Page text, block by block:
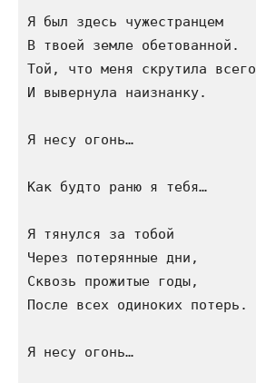
Я был здесь чужестранцем
В твоей земле обетованной.
Той, что меня скрутила всего
И вывернула наизнанку.
Я несу огонь…
Как будто раню я тебя…
Я тянулся за тобой
Через потерянные дни,
Сквозь прожитые годы,
После всех одиноких потерь.
Я несу огонь…